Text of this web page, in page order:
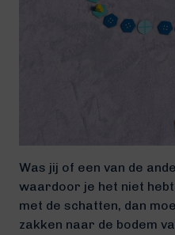
Was jij of een van de
waardoor je het niet
met de schatten, dan
zakken naar de bodem